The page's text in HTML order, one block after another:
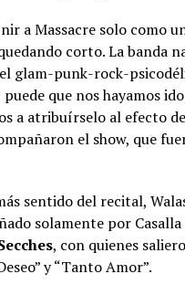
a Massacre solo como
corto. La banda
glam-punk-rock-
que nos hayamos
a atribuírselo al efecto
el show, que
sentido del recital,
solamente por
, con quienes
y “Tanto Amor”.